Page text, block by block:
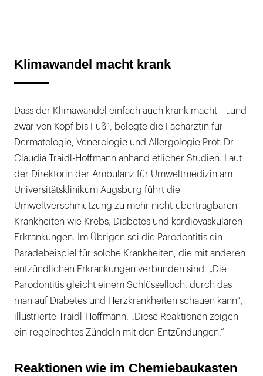
Klimawandel macht krank
Dass der Klimawandel einfach auch krank macht – „und
zwar von Kopf bis Fuß“, belegte die Fachärztin für
Dermatologie, Venerologie und Allergologie Prof. Dr.
Claudia Traidl-Hoffmann anhand etlicher Studien. Laut
der Direktorin der Ambulanz für Umweltmedizin am
Universitätsklinikum Augsburg führt die
Umweltverschmutzung zu mehr nicht-übertragbaren
Krankheiten wie Krebs, Diabetes und kardiovaskulären
Erkrankungen. Im Übrigen sei die Parodontitis ein
Paradebeispiel für solche Krankheiten, die mit anderen
entzündlichen Erkrankungen verbunden sind. „Die
Parodontitis gleicht einem Schlüsselloch, durch das
man auf Diabetes und Herzkrankheiten schauen kann“,
illustrierte Traidl-Hoffmann. „Diese Reaktionen zeigen
ein regelrechtes Zündeln mit den Entzündungen.“
Reaktionen wie im Chemiebaukasten